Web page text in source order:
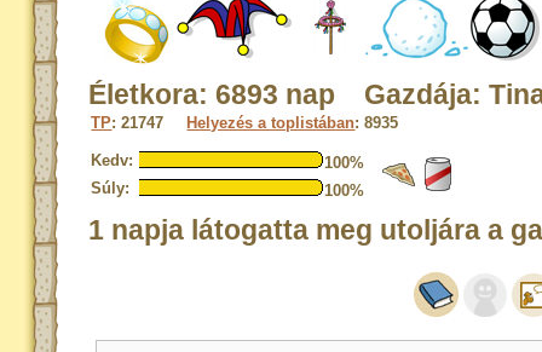
Életkora: 6893 nap Gazdája:
TP: 21747 Helyezés a toplistában: 8935
Kedv:
100%
Súly:
100%
1 napja látogatta meg utoljára a